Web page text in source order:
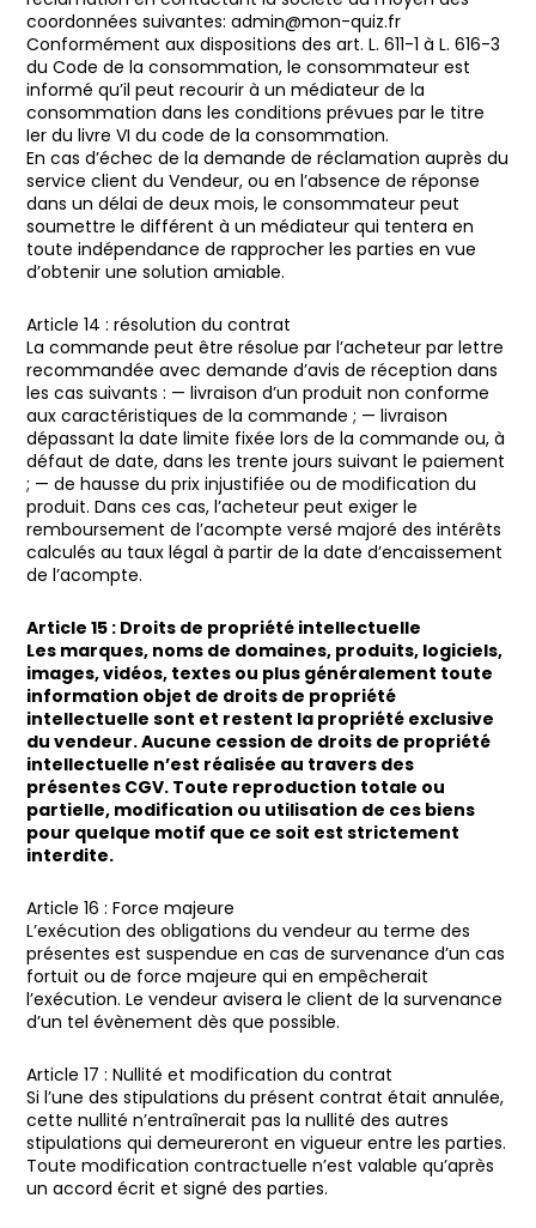
coordonnées suivantes: admin@mon-quiz.fr
Conformément aux dispositions des art. L. 611-1 à L. 616-3
du Code de la consommation, le consommateur est
informé qu’il peut recourir à un médiateur de la
consommation dans les conditions prévues par le titre
Ier du livre VI du code de la consommation.
En cas d’échec de la demande de réclamation auprès du
service client du Vendeur, ou en l’absence de réponse
dans un délai de deux mois, le consommateur peut
soumettre le différent à un médiateur qui tentera en
toute indépendance de rapprocher les parties en vue
d’obtenir une solution amiable.
Article 14 : résolution du contrat
La commande peut être résolue par l’acheteur par lettre
recommandée avec demande d’avis de réception dans
les cas suivants : — livraison d’un produit non conforme
aux caractéristiques de la commande ; — livraison
dépassant la date limite fixée lors de la commande ou, à
défaut de date, dans les trente jours suivant le paiement
; — de hausse du prix injustifiée ou de modification du
produit. Dans ces cas, l’acheteur peut exiger le
remboursement de l’acompte versé majoré des intérêts
calculés au taux légal à partir de la date d’encaissement
de l’acompte.
Article 15 : Droits de propriété intellectuelle
Les marques, noms de domaines, produits, logiciels,
images, vidéos, textes ou plus généralement toute
information objet de droits de propriété
intellectuelle sont et restent la propriété exclusive
du vendeur. Aucune cession de droits de propriété
intellectuelle n’est réalisée au travers des
présentes CGV. Toute reproduction totale ou
partielle, modification ou utilisation de ces biens
pour quelque motif que ce soit est strictement
interdite.
Article 16 : Force majeure
L’exécution des obligations du vendeur au terme des
présentes est suspendue en cas de survenance d’un cas
fortuit ou de force majeure qui en empêcherait
l’exécution. Le vendeur avisera le client de la survenance
d’un tel évènement dès que possible.
Article 17 : Nullité et modification du contrat
Si l’une des stipulations du présent contrat était annulée,
cette nullité n’entraînerait pas la nullité des autres
stipulations qui demeureront en vigueur entre les parties.
Toute modification contractuelle n’est valable qu’après
un accord écrit et signé des parties.